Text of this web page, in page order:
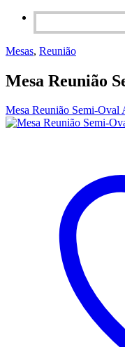
Mesas, Reunião
Mesa Reunião
Mesa Reunião Semi-Oval